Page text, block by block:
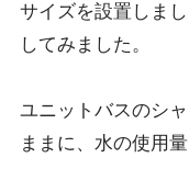
サイズを設置しま
してみました。
ユニットバスのシ
ままに、水の使用